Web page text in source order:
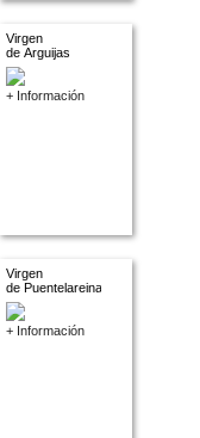
Virgen
de Arguijas
+ Información
Virgen
de Puentelareina
+ Información